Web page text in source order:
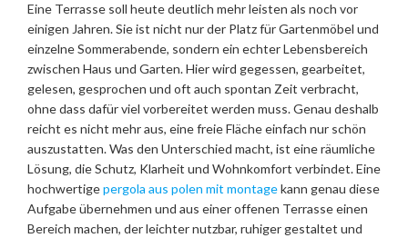
Eine Terrasse soll heute deutlich mehr leisten als noch vor
einigen Jahren. Sie ist nicht nur der Platz für Gartenmöbel und
einzelne Sommerabende, sondern ein echter Lebensbereich
zwischen Haus und Garten. Hier wird gegessen, gearbeitet,
gelesen, gesprochen und oft auch spontan Zeit verbracht,
ohne dass dafür viel vorbereitet werden muss. Genau deshalb
reicht es nicht mehr aus, eine freie Fläche einfach nur schön
auszustatten. Was den Unterschied macht, ist eine räumliche
Lösung, die Schutz, Klarheit und Wohnkomfort verbindet. Eine
hochwertigepergola aus polen mit montagekann genau diese
Aufgabe übernehmen und aus einer offenen Terrasse einen
Bereich machen, der leichter nutzbar, ruhiger gestaltet und